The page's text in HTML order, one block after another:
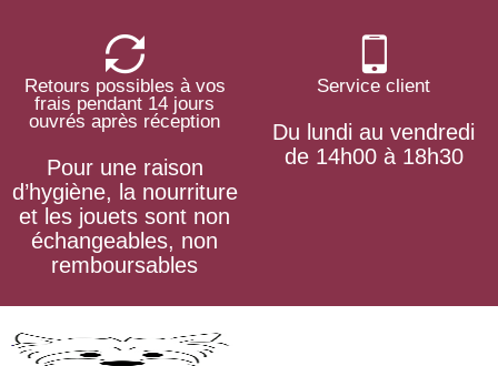
Retours possibles à vos
frais pendant 14 jours
ouvrés après réception
Pour une raison
d’hygiène, la nourriture
et les jouets sont non
échangeables, non
remboursables
Service client
Du lundi au vendredi
de 14h00 à 18h30